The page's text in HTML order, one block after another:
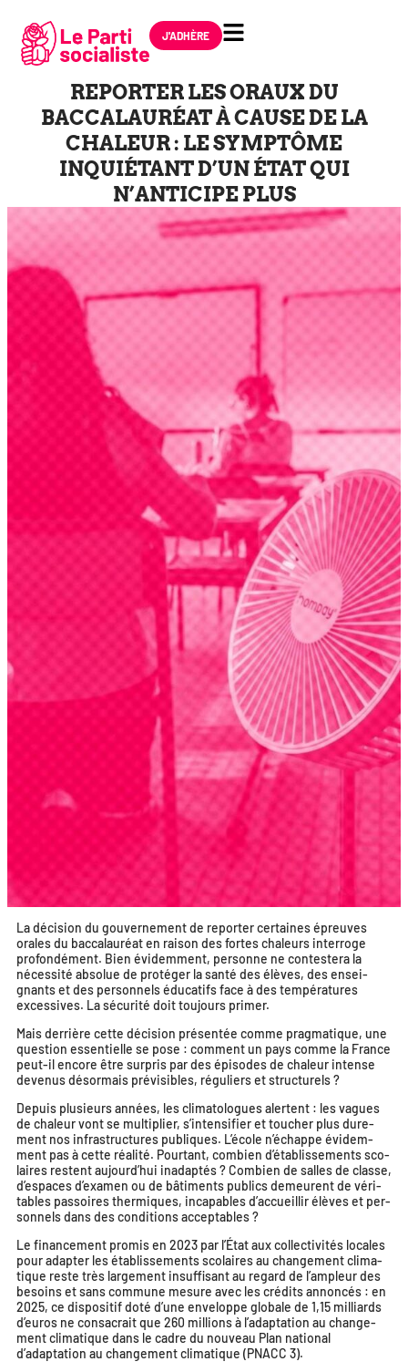
J'ADHÈRE
REPORTER LES ORAUX DU
BACCALAURÉAT À CAUSE DE LA
CHALEUR : LE SYMPTÔME
INQUIÉTANT D’UN ÉTAT QUI
N’ANTICIPE PLUS
La déci­sion du gou­ver­ne­ment de repor­ter cer­taines épreuves
orales du bac­ca­lau­réat en rai­son des fortes cha­leurs inter­roge
pro­fon­dé­ment. Bien évi­dem­ment, per­sonne ne contes­te­ra la
néces­si­té abso­lue de pro­té­ger la san­té des élèves, des ensei­
gnants et des per­son­nels édu­ca­tifs face à des tem­pé­ra­tures
exces­sives. La sécu­ri­té doit tou­jours primer.
Mais der­rière cette déci­sion pré­sen­tée comme prag­ma­tique, une
ques­tion essen­tielle se pose : com­ment un pays comme la France
peut-il encore être sur­pris par des épi­sodes de cha­leur intense
deve­nus désor­mais pré­vi­sibles, régu­liers et structurels ?
Depuis plu­sieurs années, les cli­ma­to­logues alertent : les vagues
de cha­leur vont se mul­ti­plier, s’intensifier et tou­cher plus dure­
ment nos infra­struc­tures publiques. L’école n’échappe évi­dem­
ment pas à cette réa­li­té. Pourtant, com­bien d’établissements sco­
laires res­tent aujourd’hui inadap­tés ? Combien de salles de classe,
d’espaces d’examen ou de bâti­ments publics demeurent de véri­
tables pas­soires ther­miques, inca­pables d’accueillir élèves et per­
son­nels dans des condi­tions acceptables ?
Le finan­ce­ment pro­mis en 2023 par l’État aux col­lec­ti­vi­tés locales
pour adap­ter les éta­blis­se­ments sco­laires au chan­ge­ment cli­ma­
tique reste très lar­ge­ment insuf­fi­sant au regard de l’ampleur des
besoins et sans com­mune mesure avec les cré­dits annon­cés : en
2025, ce dis­po­si­tif doté d’une enve­loppe glo­bale de 1,15 mil­liards
d’euros ne consa­crait que 260 mil­lions à l’adaptation au chan­ge­
ment cli­ma­tique dans le cadre du nou­veau Plan natio­nal
d’adaptation au chan­ge­ment cli­ma­tique (PNACC 3).